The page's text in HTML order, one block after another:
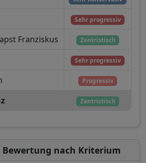
Sehr progressiv
Franziskus Zentristisch
Sehr progressiv
Progressiv
Zentristisch
nach Kriterium